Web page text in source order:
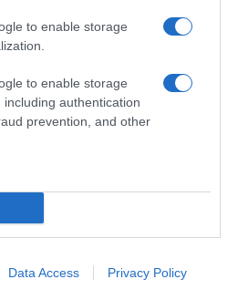
to enable storage
to enable storage
including authentication
prevention, and other
Data Access Privacy Policy
εκτυλίχθηκε στον αέρα της